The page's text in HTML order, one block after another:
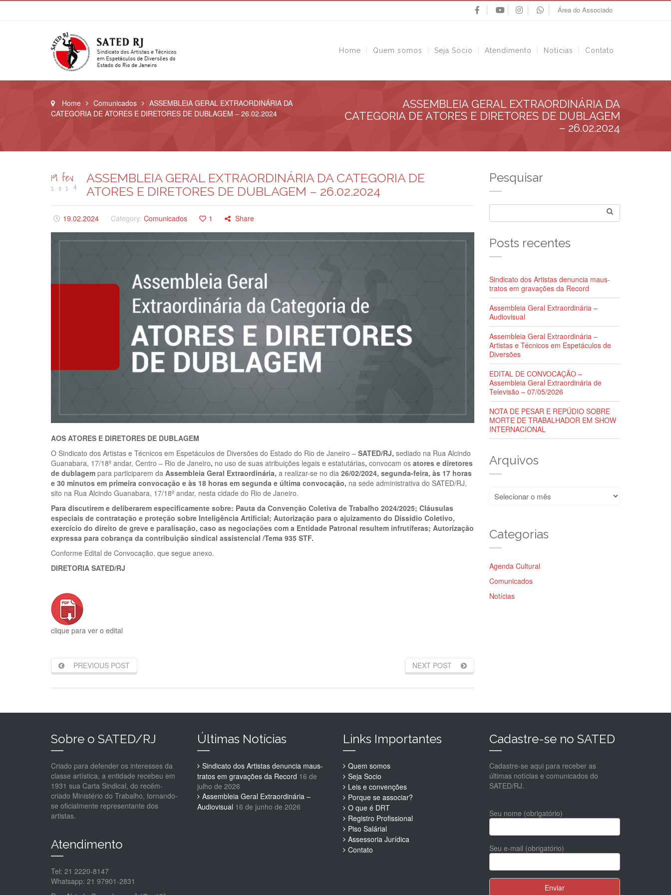
Área do Associado
Home Quem somos Seja Sócio Atendimento Notícias Contato
Home Comunicados
ASSEMBLEIA GERAL EXTRAORDINÁRIA DA
CATEGORIA DE ATORES E DIRETORES DE DUBLAGEM – 26.02.2024
ASSEMBLEIA GERAL EXTRAORDINÁRIA DA
CATEGORIA DE ATORES E DIRETORES DE DUBLAGEM
– 26.02.2024
19 fev
2024
ASSEMBLEIA GERAL EXTRAORDINÁRIA DA CATEGORIA DE
ATORES E DIRETORES DE DUBLAGEM – 26.02.2024
19.02.2024 Category: Comunicados 1 Share
AOS ATORES E DIRETORES DE DUBLAGEM
O Sindicato dos Artistas e Técnicos em Espetáculos de Diversões do Estado do Rio de Janeiro – SATED/RJ, sediado na Rua Alcindo
Guanabara, 17/18º andar, Centro – Rio de Janeiro, no uso de suas atribuições legais e estatutárias, convocam os atores e diretores
de dublagem para participarem da Assembleia Geral Extraordinária, a realizar-se no dia 26/02/2024, segunda-feira, às 17 horas
e 30 minutos em primeira convocação e às 18 horas em segunda e última convocação, na sede administrativa do SATED/RJ,
sito na Rua Alcindo Guanabara, 17/18º andar, nesta cidade do Rio de Janeiro.
Para discutirem e deliberarem especificamente sobre: Pauta da Convenção Coletiva de Trabalho 2024/2025; Cláusulas
especiais de contratação e proteção sobre Inteligência Artificial; Autorização para o ajuizamento do Dissídio Coletivo,
exercício do direito de greve e paralisação, caso as negociações com a Entidade Patronal resultem infrutíferas; Autorização
expressa para cobrança da contribuição sindical assistencial /Tema 935 STF.
Conforme Edital de Convocação, que segue anexo.
DIRETORIA SATED/RJ
clique para ver o edital
PREVIOUS POST NEXT POST
Pesquisar
Posts recentes
Sindicato dos Artistas denuncia maus-
tratos em gravações da Record
Assembleia Geral Extraordinária –
Audiovisual
Assembleia Geral Extraordinária –
Artistas e Técnicos em Espetáculos de
Diversões
EDITAL DE CONVOCAÇÃO –
Assembleia Geral Extraordinária de
Televisão – 07/05/2026
NOTA DE PESAR E REPÚDIO SOBRE
MORTE DE TRABALHADOR EM SHOW
INTERNACIONAL
Arquivos
Arquivos
Categorias
Agenda Cultural
Comunicados
Notícias
Sobre o SATED/RJ
Criado para defender os interesses da
classe artística, a entidade recebeu em
1931 sua Carta Sindical, do recém-
criado Ministério do Trabalho, tornando-
se oficialmente representante dos
artistas.
Atendimento
Tel: 21 2220-8147
Whatsapp: 21 97901-2831
Últimas Notícias
Sindicato dos Artistas denuncia maus-
tratos em gravações da Record 16 de
julho de 2026
Assembleia Geral Extraordinária –
Audiovisual 16 de junho de 2026
Links Importantes
Quem somos
Seja Socio
Leis e convenções
Porque se associar?
O que é DRT
Registro Profissional
Piso Salárial
Assessoria Jurídica
Contato
Cadastre-se no SATED
Cadastre-se aqui para receber as
últimas notícias e comunicados do
SATED/RJ.
Seu nome (obrigatório)
Seu e-mail (obrigatório)